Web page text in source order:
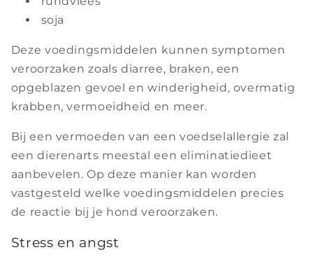
soja
Deze voedingsmiddelen kunnen symptomen
veroorzaken zoals diarree, braken, een
opgeblazen gevoel en winderigheid, overmatig
krabben, vermoeidheid en meer.
Bij een vermoeden van een voedselallergie zal
een dierenarts meestal een eliminatiedieet
aanbevelen. Op deze manier kan worden
vastgesteld welke voedingsmiddelen precies
de reactie bij je hond veroorzaken.
Stress en angst